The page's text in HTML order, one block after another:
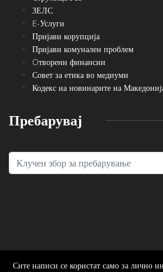
ЗЕЛС
E-Услуги
Пријави корупција
Пријави комунален проблем
Oтворени финансии
Совет за етика во медиуми
Кодекс на новинарите на
Пребарувај
Сите написи се користат само за лично